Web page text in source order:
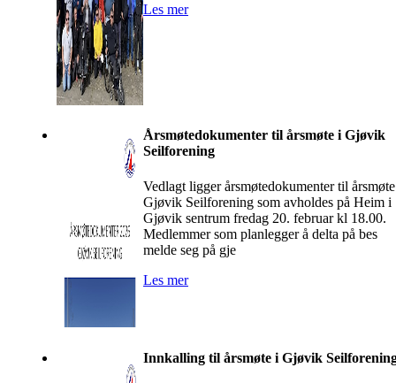
Les mer
Årsmøtedokumenter til årsmøte i Gjøvik
Seilforening
Vedlagt ligger årsmøtedokumenter til
Gjøvik Seilforening som avholdes på Heim i
Gjøvik sentrum fredag 20. februar kl 18.00.
Medlemmer som planlegger å delta på bes
melde seg på gje
Les mer
Innkalling til årsmøte i Gjøvik